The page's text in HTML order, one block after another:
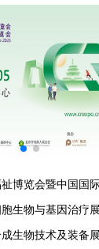
博览会暨中国国
生物与基因治疗
生物技术及装备